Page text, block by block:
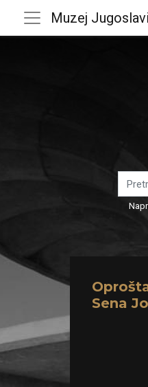
Muzej
Sena